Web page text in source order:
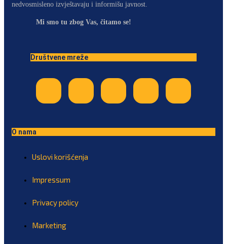
nedvosmisleno izvještavaju i informišu javnost.
Mi smo tu zbog Vas, čitamo se!
Društvene mreže
O nama
Uslovi korišćenja
Impressum
Privacy policy
Marketing